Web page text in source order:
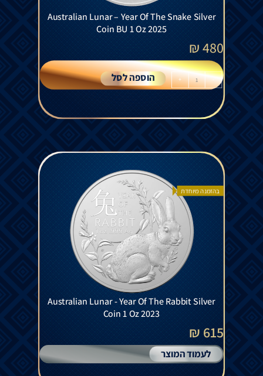
Australian Lunar – Year Of The Snake Silver
Coin BU 1 Oz 2025
480
₪
-
+ הוספה לסל
בהזמנה מיוחדת
Australian Lunar - Year Of The Rabbit Silver
Coin 1 Oz 2023
615 ₪
לעמוד המוצר